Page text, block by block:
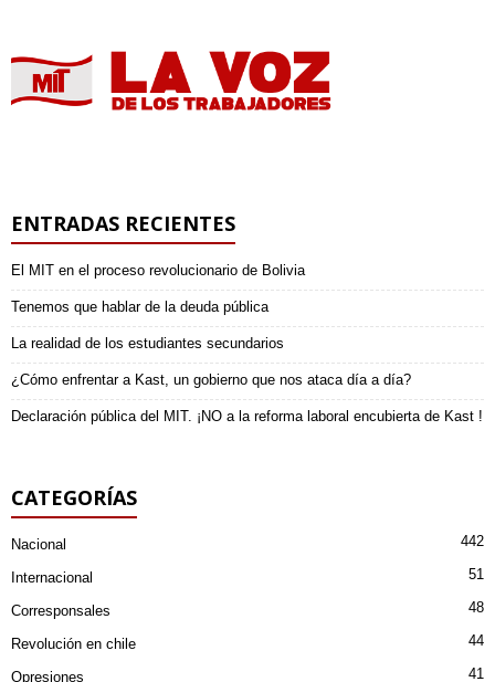
ENTRADAS RECIENTES
El MIT en el proceso revolucionario de Bolivia
Tenemos que hablar de la deuda pública
La realidad de los estudiantes secundarios
¿Cómo enfrentar a Kast, un gobierno que nos ataca día a día?
Declaración pública del MIT. ¡NO a la reforma laboral encubierta de Kast !
CATEGORÍAS
Nacional 442
Internacional 51
Corresponsales 48
Revolución en chile 44
Opresiones 41